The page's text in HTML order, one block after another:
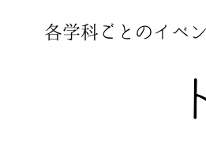
各学科ごとのイベン